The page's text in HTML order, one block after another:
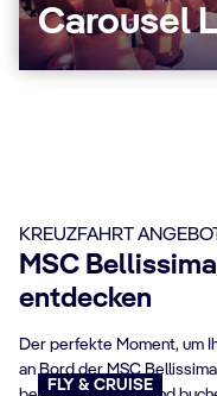
Carousel
KREUZFAHRT
MSC
entdecken
Der perfekte Moment, um
an Bord der MSC
FLY & CRUISE